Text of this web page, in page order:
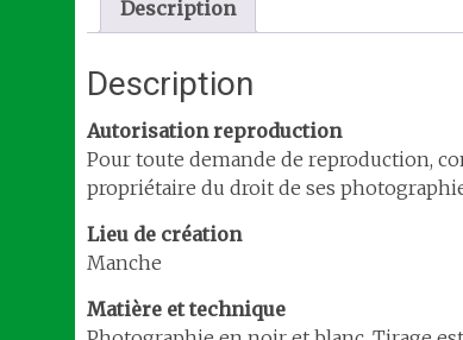
Description
Description
Autorisation reproduction
Pour toute demande de reproduction,
propriétaire du droit de ses
Lieu de création
Manche
Matière et technique